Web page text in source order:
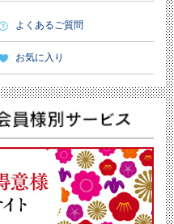
よくあるご質問
お気に入り